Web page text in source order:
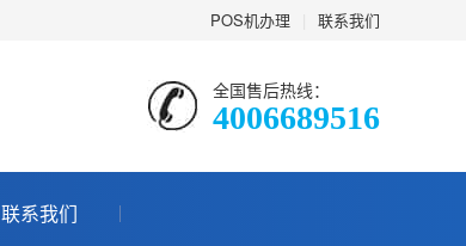
POS机办理 联系我们
全国售后热线：
4006689516
联系我们